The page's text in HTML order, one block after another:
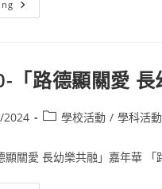
「路德顯關愛 長
2024 學校活動 / 學科活動
關愛 長幼樂共融」嘉年華 「